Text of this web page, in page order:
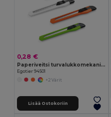
0,28 €
Paperiveitsi turvalukkomekanismilla
Egotier 94501
+2 Värit
Lisää Ostokoriin